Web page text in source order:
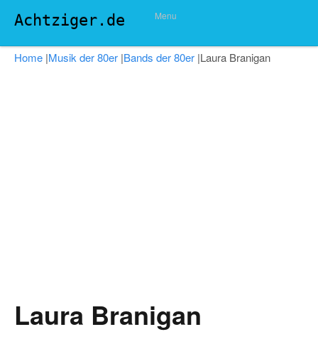
Achtziger.de Menu
Home |Musik der 80er |Bands der 80er |Laura Branigan
Laura Branigan